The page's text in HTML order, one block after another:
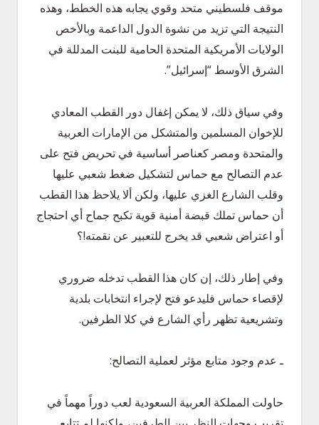
موقف فلسطيني متحد وقوي يجابه هذه الخطط، وهذه
النتيجة التي تزيد من نشوة الدول الداعمة وبالأخص
الولايات الأمريكية المتحدة الحامية للبنت المدللة في
الشرق الأوسط “إسرائيل”.
وفي سياق ذلك، لا يمكن إغفال دور القطب المعادي
للإخوان المسلمين والمتشكل من الإمارات العربية
والمتحدة ومصر كعناصر أساسية في تحريض فتح على
عدم التصالح مع حماس لتشكيل ضغط شعبي عليها
وقلب الشارع الغزي عليها، ولكن ألا يلاحظ هذا القطب
أن حماس تملك قبضة أمنية قوية تكبح جماح أي احتجاج
أو اعتراض شعبي قد يخرج للتعبير عن نقمته!؟
وفي إطار ذلك، إن كان هذا القطب تدخله ضروري
لإقصاء حماس فليدعو فتح لإجراء انتخابات بلدية
وتشريعية تظهر رأي الشارع في كلا الطرفين.
ـ عدم وجود متابع مؤثر لعملية التصالح:
حاولت المملكة العربية السعودية لعب دوراً مهماً في